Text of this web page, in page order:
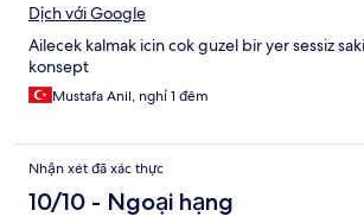
Dịch với Google
Ailecek kalmak icin cok guzel bir yer sessiz
konsept
Mustafa Anil, nghỉ 1 đêm
Nhận xét đã xác thực
10/10 - Ngoại hạng